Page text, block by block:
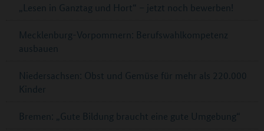
„Lesen in Ganztag und Hort“ – jetzt noch bewerben!
Mecklenburg-Vorpommern: Berufswahlkompetenz
ausbauen
Niedersachsen: Obst und Gemüse für mehr als 220.000
Kinder
Bremen: „Gute Bildung braucht eine gute Umgebung“